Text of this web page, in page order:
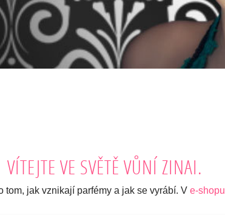
VÍTEJTE VE SVĚTĚ VŮNÍ ZINAI.
tom, jak vznikají parfémy a jak se vyrábí. V e-shopu